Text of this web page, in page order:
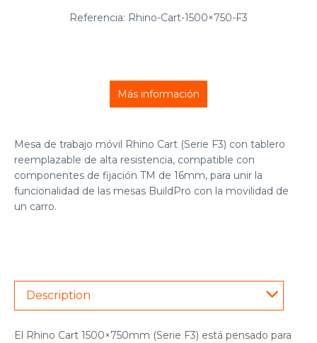
Referencia: Rhino-Cart-1500×750-F3
Mesa de trabajo móvil Rhino Cart (Serie F3) con tablero
reemplazable de alta resistencia, compatible con
componentes de fijación TM de 16mm, para unir la
funcionalidad de las mesas BuildPro con la movilidad de
un carro.
Más información
Description
El Rhino Cart 1500×750mm (Serie F3) está pensado para